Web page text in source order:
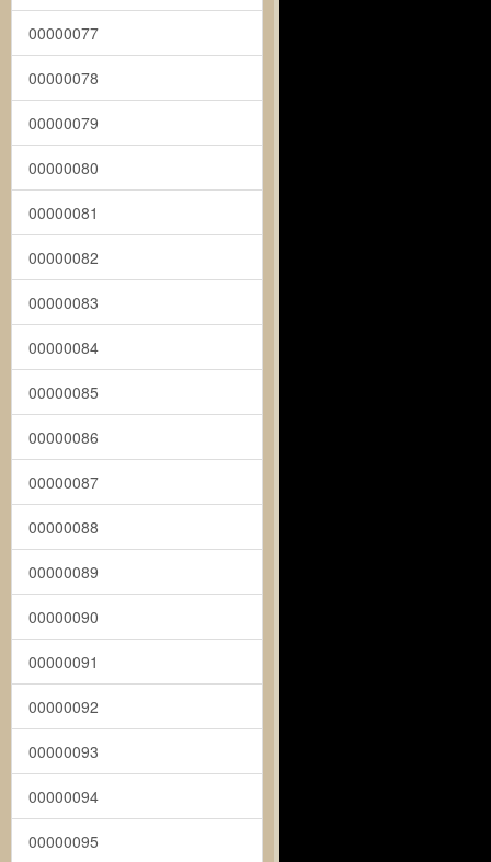
00000077
00000078
00000079
00000080
00000081
00000082
00000083
00000084
00000085
00000086
00000087
00000088
00000089
00000090
00000091
00000092
00000093
00000094
00000095